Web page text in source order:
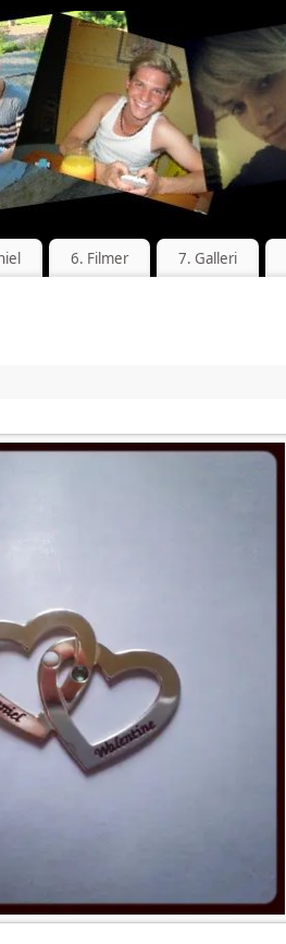
6. Filmer 7. Galleri